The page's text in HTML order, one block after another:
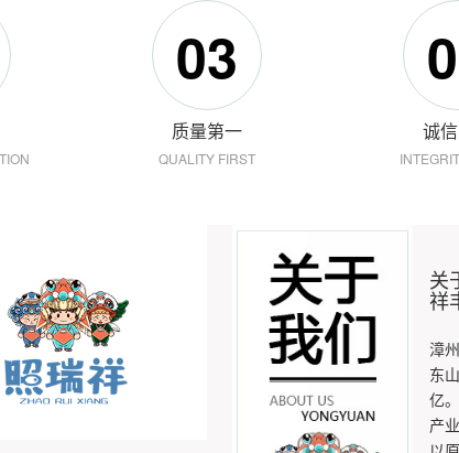
03
质量第一
QUALITY FIRST
诚
关
祥
漳
东
亿
产